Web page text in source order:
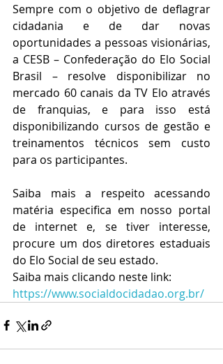
Sempre com o objetivo de deflagrar
cidadania e de dar novas
oportunidades a pessoas visionárias,
a CESB – Confederação do Elo Social
Brasil – resolve disponibilizar no
mercado 60 canais da TV Elo através
de franquias, e para isso está
disponibilizando cursos de gestão e
treinamentos técnicos sem custo
para os participantes.
Saiba mais a respeito acessando
matéria especifica em nosso portal
de internet e, se tiver interesse,
procure um dos diretores estaduais
do Elo Social de seu estado.
Saiba mais clicando neste link:
https://www.socialdocidadao.org.br/